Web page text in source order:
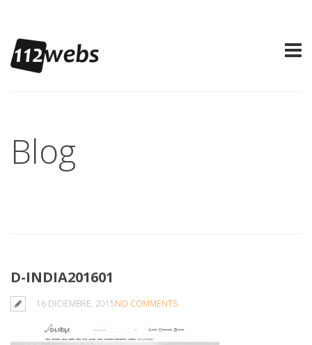
Blog
D-INDIA201601
16 DICIEMBRE, 2015NO COMMENTS